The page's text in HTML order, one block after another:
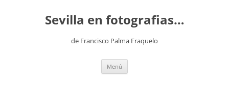
contenidoSevilla en fotografias…
de Francisco Palma Fraquelo
Menú